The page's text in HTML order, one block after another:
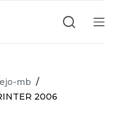
mb /
2006